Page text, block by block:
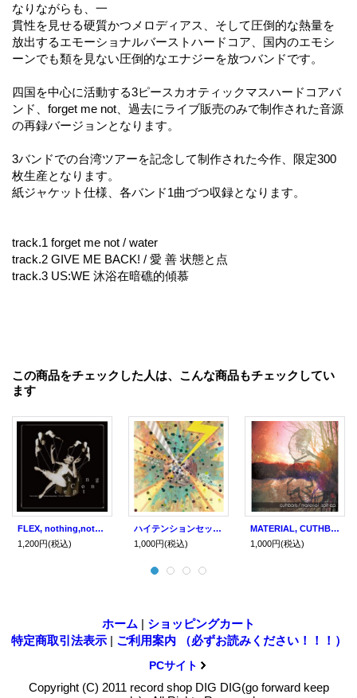
なりながらも、一
貫性を見せる硬質かつメロディアス、そして圧倒的な熱量を
放出するエモーショナルバーストハードコア、国内のエモシ
ーンでも類を見ない圧倒的なエナジーを放つバンドです。
四国を中心に活動する3ピースカオティックマスハードコアバ
ンド、forget me not、過去にライブ販売のみで制作された音源
の再録バージョンとなります。
3バンドでの台湾ツアーを記念して制作された今作、限定300
枚生産となります。
紙ジャケット仕様、各バンド1曲づつ収録となります。
track.1 forget me not / water
track.2 GIVE ME BACK! / 愛 善 状態と点
track.3 US:WE 沐浴在暗礁的傾慕
この商品をチェックした人は、こんな商品もチェックしてい
ます
FLEX, nothing,nothing,nothing!, blue ray dance, TG.Atlas, Threadyarn / Breaking Concept -5way split CD- (cd) impulse
1,200円(税込)
ハイテンションセックスガール, HEMP COACHING JUICER / split (cd) Impulse
1,000円(税込)
MATERIAL, CUTHBARTS / Split (cd) Impulse
1,000円(税込)
ホーム | ショッピングカート
特定商取引法表示 | ご利用案内 （必ずお読みください！！！）
PCサイト
Copyright (C) 2011 record shop DIG DIG(go forward keep